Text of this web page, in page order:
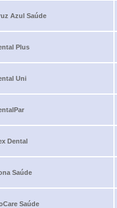
Azul Saúde
Plus
Uni
Dental
Saúde
Saúde